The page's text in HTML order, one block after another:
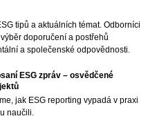
tipů a aktuálních témat. Odborníci
doporučení a postřehů
a společenské odpovědnosti.
ESG zpráv – osvědčené
jak ESG reporting vypadá v praxi
naučili.